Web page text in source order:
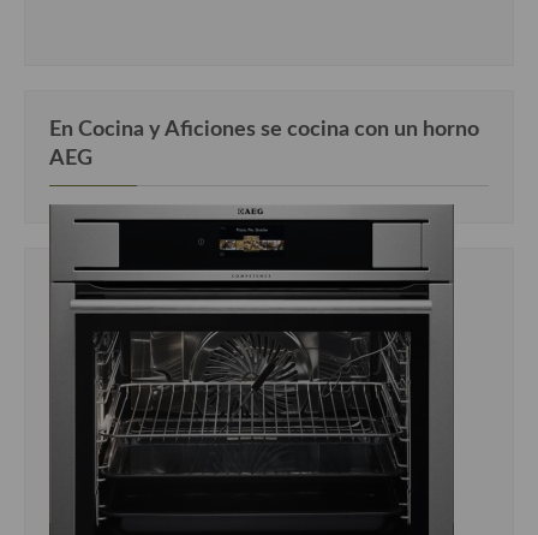
En Cocina y Aficiones se cocina con un horno
AEG